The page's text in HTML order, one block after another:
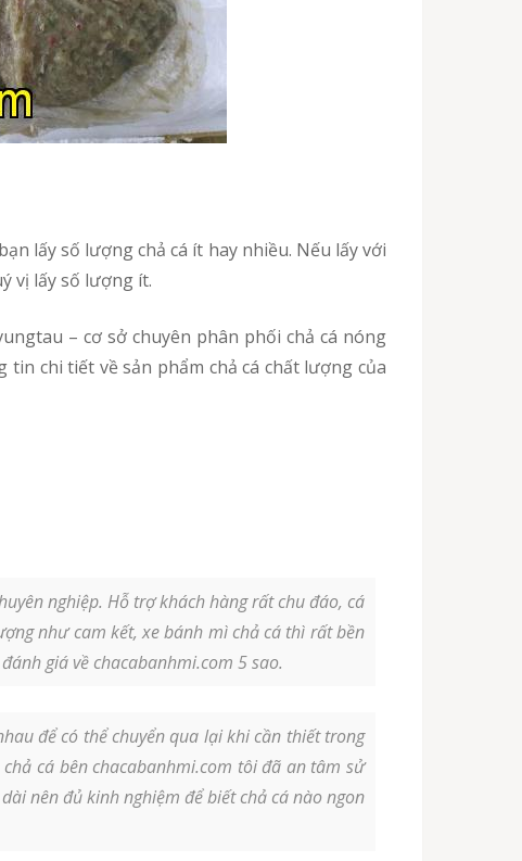
vị lấy số lượng ít.
tin chi tiết về sản phẩm chả cá chất lượng của
nghiệp. Hỗ trợ khách hàng rất chu đáo, cá
như cam kết, xe bánh mì chả cá thì rất bền
giá về chacabanhmi.com 5 sao.
để có thể chuyển qua lại khi cần thiết trong
cá bên chacabanhmi.com tôi đã an tâm sử
nên đủ kinh nghiệm để biết chả cá nào ngon